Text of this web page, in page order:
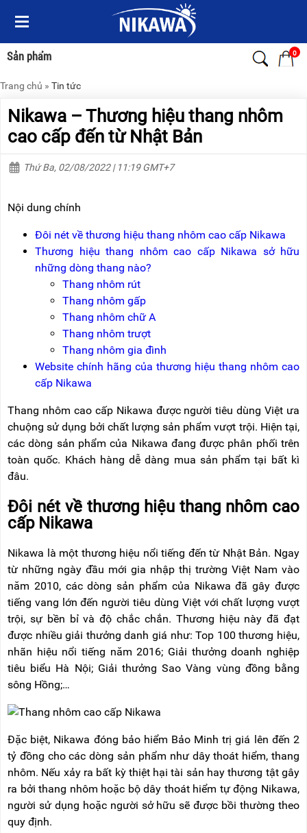
Sản phẩm 0
Menu
Sản
phẩm
TRANG
THANG
NHÔM
XE
HIỂM
BÁO
CHÍ
NÓI
NIKAWA
THIỆU
ĐẠI
BẢO
HÀNH
HỆ
Menu
Sản
phẩm
TRANG
THANG
NHÔM
THANG
NHÔM
ĐÌNH
THANG
THANG
NHÔM
A
THANG
CÔNG
NGHIỆP
NHÔM
GIÀN
GIÁO
VÁN
THANG
RẢNH
TAY
XE
ĐẨY
HÀNG
BỘ
HIỂM
TỰ
ĐỘNG
XE
NÂNG
TAY
Trang chủ » Tin tức
Nikawa – Thương hiệu thang nhôm
cao cấp đến từ Nhật Bản
Thứ Ba, 02/08/2022 | 11:19 GMT+7
Nội dung chính
Đôi nét về thương hiệu thang nhôm cao cấp Nikawa
Thương hiệu thang nhôm cao cấp Nikawa sở hữu
những dòng thang nào?
Thang nhôm rút
Thang nhôm gấp
Thang nhôm chữ A
Thang nhôm trượt
Thang nhôm gia đình
Website chính hãng của thương hiệu thang nhôm cao
cấp Nikawa
Thang nhôm cao cấp Nikawa được người tiêu dùng Việt ưa
chuộng sử dụng bởi chất lượng sản phẩm vượt trội. Hiện tại,
các dòng sản phẩm của Nikawa đang được phân phối trên
toàn quốc. Khách hàng dễ dàng mua sản phẩm tại bất kì
đâu.
Đôi nét về thương hiệu thang nhôm cao
cấp Nikawa
Nikawa là một thương hiệu nổi tiếng đến từ Nhật Bản. Ngay
từ những ngày đầu mới gia nhập thị trường Việt Nam vào
năm 2010, các dòng sản phẩm của Nikawa đã gây được
tiếng vang lớn đến người tiêu dùng Việt với chất lượng vượt
trội, sự bền bỉ và độ chắc chắn. Thương hiệu này đã đạt
được nhiều giải thưởng danh giá như: Top 100 thương hiệu,
nhãn hiệu nổi tiếng năm 2016; Giải thưởng doanh nghiệp
tiêu biểu Hà Nội; Giải thưởng Sao Vàng vùng đồng bằng
sông Hồng;…
Đặc biệt, Nikawa đóng bảo hiểm Bảo Minh trị giá lên đến 2
tỷ đồng cho các dòng sản phẩm như dây thoát hiểm, thang
nhôm. Nếu xảy ra bất kỳ thiệt hại tài sản hay thương tật gây
ra bởi thang nhôm hoặc bộ dây thoát hiểm tự động Nikawa,
người sử dụng hoặc người sở hữu sẽ được bồi thường theo
quy định.